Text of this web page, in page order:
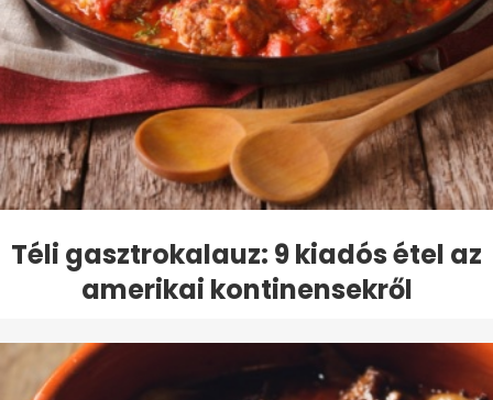
Téli gasztrokalauz: 9 kiadós étel az
amerikai kontinensekről